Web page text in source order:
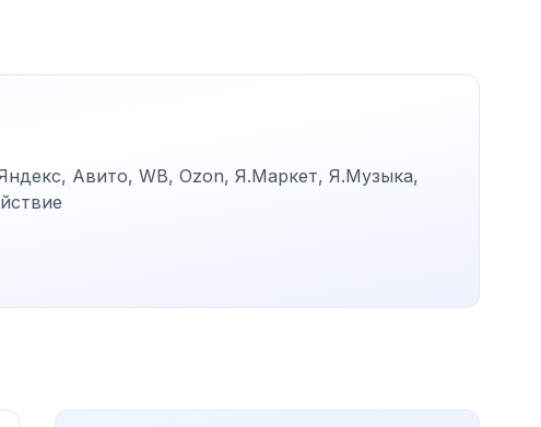
Авито, WB, Ozon, Я.Маркет, Я.Музыка,